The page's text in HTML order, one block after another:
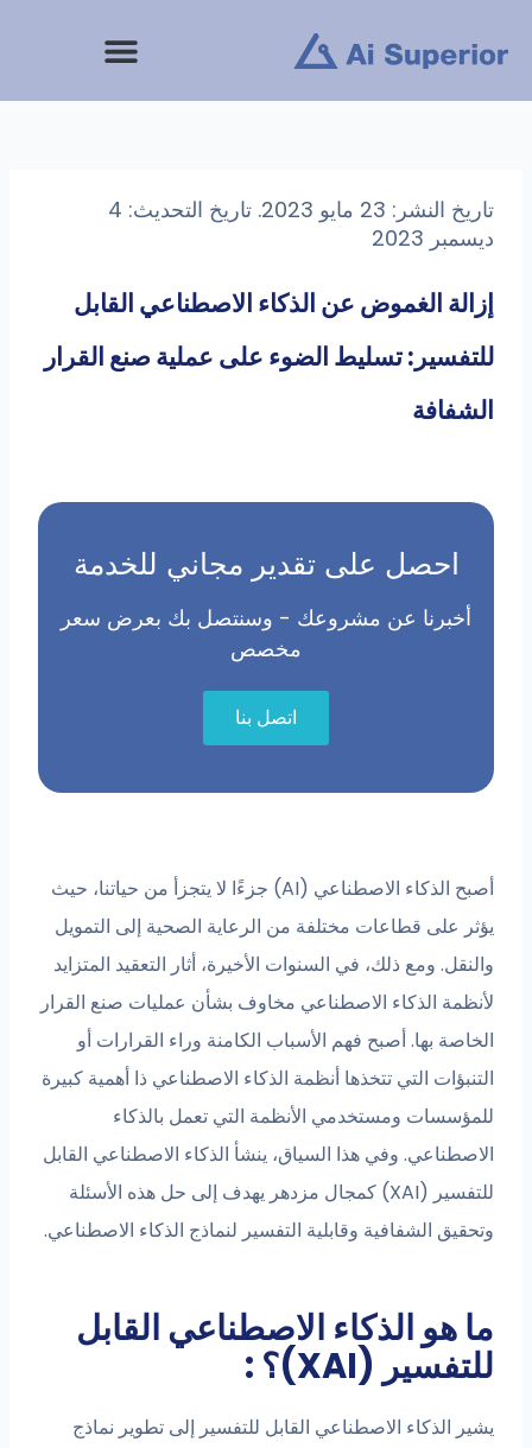
المحتوى
تاريخ النشر: 23 مايو 2023. تاريخ التحديث: 4
ديسمبر 2023
إزالة الغموض عن الذكاء الاصطناعي القابل
للتفسير: تسليط الضوء على عملية صنع القرار
الشفافة
احصل على تقدير مجاني للخدمة
أخبرنا عن مشروعك - وسنتصل بك بعرض سعر
مخصص
اتصل بنا
أصبح الذكاء الاصطناعي (AI) جزءًا لا يتجزأ من حياتنا، حيث
يؤثر على قطاعات مختلفة من الرعاية الصحية إلى التمويل
والنقل. ومع ذلك، في السنوات الأخيرة، أثار التعقيد المتزايد
لأنظمة الذكاء الاصطناعي مخاوف بشأن عمليات صنع القرار
الخاصة بها. أصبح فهم الأسباب الكامنة وراء القرارات أو
التنبؤات التي تتخذها أنظمة الذكاء الاصطناعي ذا أهمية كبيرة
للمؤسسات ومستخدمي الأنظمة التي تعمل بالذكاء
الاصطناعي. وفي هذا السياق، ينشأ الذكاء الاصطناعي القابل
للتفسير (XAI) كمجال مزدهر يهدف إلى حل هذه الأسئلة
وتحقيق الشفافية وقابلية التفسير لنماذج الذكاء الاصطناعي.
ما هو الذكاء الاصطناعي القابل
للتفسير (XAI)؟ :
يشير الذكاء الاصطناعي القابل للتفسير إلى تطوير نماذج